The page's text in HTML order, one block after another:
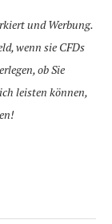
und Werbung.
wenn sie CFDs
ob Sie
leisten können,